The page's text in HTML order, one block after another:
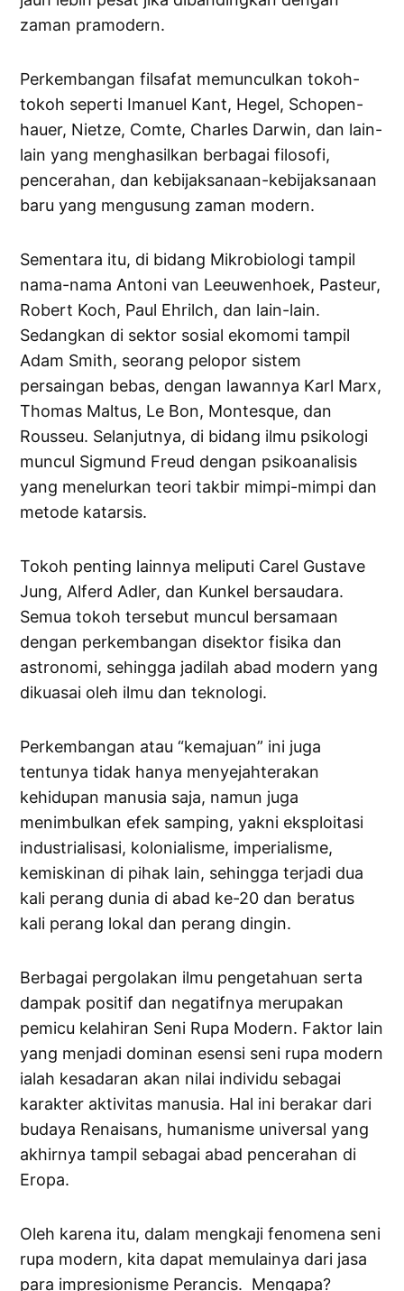
zaman pramodern.
Perkembangan filsafat memunculkan tokoh-
tokoh seperti Imanuel Kant, Hegel, Schopen-
hauer, Nietze, Comte, Charles Darwin, dan lain-
lain yang menghasilkan berbagai filosofi,
pencerahan, dan kebijaksanaan-kebijaksanaan
baru yang mengusung zaman modern.
Sementara itu, di bidang Mikrobiologi tampil
nama-nama Antoni van Leeuwenhoek, Pasteur,
Robert Koch, Paul Ehrilch, dan lain-lain.
Sedangkan di sektor sosial ekomomi tampil
Adam Smith, seorang pelopor sistem
persaingan bebas, dengan lawannya Karl Marx,
Thomas Maltus, Le Bon, Montesque, dan
Rousseu. Selanjutnya, di bidang ilmu psikologi
muncul Sigmund Freud dengan psikoanalisis
yang menelurkan teori takbir mimpi-mimpi dan
metode katarsis.
Tokoh penting lainnya meliputi Carel Gustave
Jung, Alferd Adler, dan Kunkel bersaudara.
Semua tokoh tersebut muncul bersamaan
dengan perkembangan disektor fisika dan
astronomi, sehingga jadilah abad modern yang
dikuasai oleh ilmu dan teknologi.
Perkembangan atau “kemajuan” ini juga
tentunya tidak hanya menyejahterakan
kehidupan manusia saja, namun juga
menimbulkan efek samping, yakni eksploitasi
industrialisasi, kolonialisme, imperialisme,
kemiskinan di pihak lain, sehingga terjadi dua
kali perang dunia di abad ke-20 dan beratus
kali perang lokal dan perang dingin.
Berbagai pergolakan ilmu pengetahuan serta
dampak positif dan negatifnya merupakan
pemicu kelahiran Seni Rupa Modern. Faktor lain
yang menjadi dominan esensi seni rupa modern
ialah kesadaran akan nilai individu sebagai
karakter aktivitas manusia. Hal ini berakar dari
budaya Renaisans, humanisme universal yang
akhirnya tampil sebagai abad pencerahan di
Eropa.
Oleh karena itu, dalam mengkaji fenomena seni
rupa modern, kita dapat memulainya dari jasa
para impresionisme Perancis. Mengapa?